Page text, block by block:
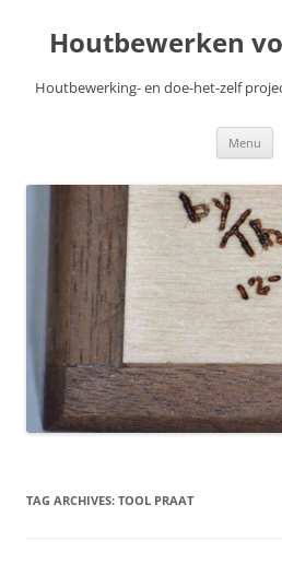
content
Houtbewerken
Houtbewerking- en doe-het-zelf
Menu
TAG ARCHIVES: TOOL PRAAT